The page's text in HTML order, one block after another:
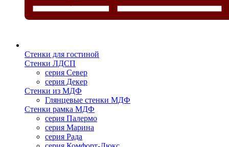
Стенки для гостиной
Стенки ЛДСП
серия Север
серия Декер
Стенки из МДФ
Глянцевые стенки МДФ
Стенки рамка МДФ
серия Палермо
серия Марина
серия Рада